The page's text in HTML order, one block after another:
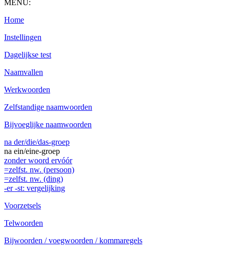
MENU:
Home
Instellingen
Dagelijkse test
Naamvallen
Werkwoorden
Zelfstandige naamwoorden
Bijvoeglijke naamwoorden
na der/die/das-groep
na ein/eine-groep
zonder woord ervóór
=zelfst. nw. (persoon)
=zelfst. nw. (ding)
-er -st: vergelijking
Voorzetsels
Telwoorden
Bijwoorden / voegwoorden / kommaregels